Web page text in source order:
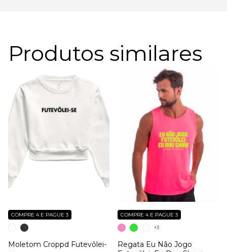
Produtos similares
Moletom Croppd Futevôlei-
COMPRE 4 E PAGUE 3
Regata Eu Não Jogo
COMPRE 4 E PAGUE 3
+3